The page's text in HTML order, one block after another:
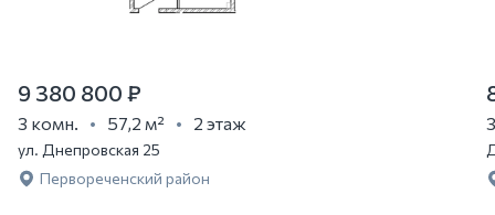
9 380 800 ₽
3 комн. 57,2 м² 2 этаж
ул. Днепровская 25
Первореченский район